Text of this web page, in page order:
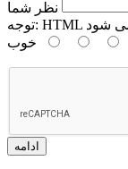
نظر شما
توجه:
خوب
ادامه